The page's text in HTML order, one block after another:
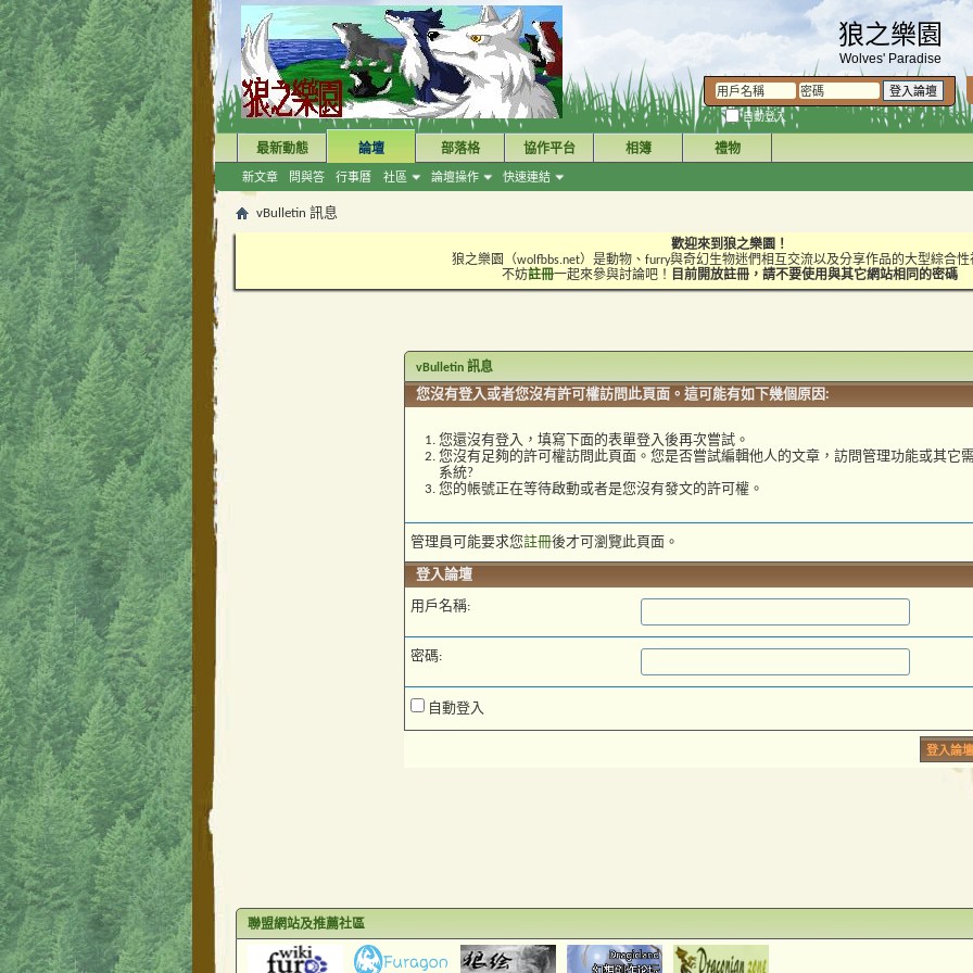
狼之樂園
Wolves' Paradise
自動登入
最新動態 論壇
新文章 問與答 行事曆 社區 論壇操作 快速連結
部落格 協作平台 相簿 禮物
vBulletin 訊息
歡迎來到狼之樂園！
狼之樂園（wolfbbs.net）是動物、furry與奇幻生物迷們相互交流以及分享作品的大型綜合性
不妨註冊一起來參與討論吧！ 目前開放註冊，請不要使用與其它網站相同的密碼
vBulletin 訊息
您沒有登入或者您沒有許可權訪問此頁面。這可能有如下幾個原因:
您還沒有登入，填寫下面的表單登入後再次嘗試。
您沒有足夠的許可權訪問此頁面。您是否嘗試編輯他人的文章，訪問管理功能或其它
系統?
您的帳號正在等待啟動或者是您沒有發文的許可權。
管理員可能要求您註冊後才可瀏覽此頁面。
登入論壇
用戶名稱:
密碼:
自動登入
聯盟網站及推薦社區